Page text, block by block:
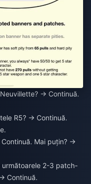
→ Continuă.
R5? → Continuă.
Mai puțin? →
următoarele 2-3 patch-
Continuă.